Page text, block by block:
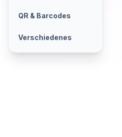
QR & Barcodes
Verschiedenes